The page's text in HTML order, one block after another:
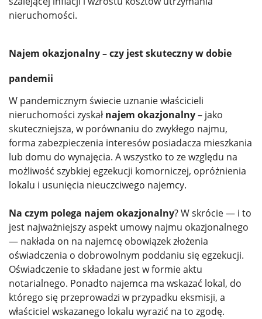
nieruchomości.
Najem okazjonalny – czy jest skuteczny w dobie
pandemii
W pandemicznym świecie uznanie właścicieli
nieruchomości zyskał najem okazjonalny– jako
skuteczniejsza, w porównaniu do zwykłego najmu,
forma zabezpieczenia interesów posiadacza mieszkania
lub domu do wynajęcia. A wszystko to ze względu na
możliwość szybkiej egzekucji komorniczej, opróżnienia
lokalu i usunięcia nieuczciwego najemcy.
Na czym polega najem okazjonalny? W skrócie — i to
jest najważniejszy aspekt umowy najmu okazjonalnego
— nakłada on na najemcę obowiązek złożenia
oświadczenia o dobrowolnym poddaniu się egzekucji.
Oświadczenie to składane jest w formie aktu
notarialnego. Ponadto najemca ma wskazać lokal, do
którego się przeprowadzi w przypadku eksmisji, a
właściciel wskazanego lokalu wyrazić na to zgodę.